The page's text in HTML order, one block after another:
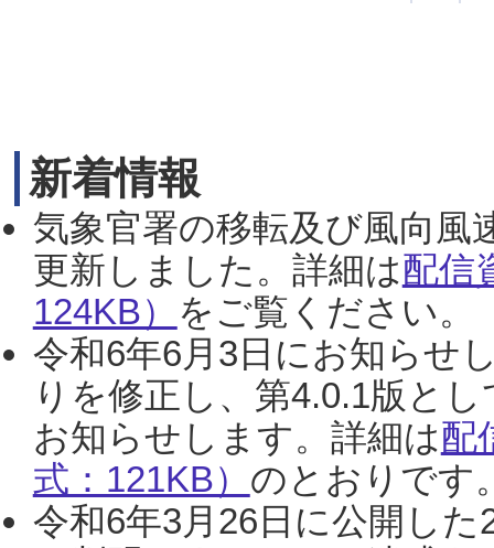
新着情報
気象官署の移転及び風向風
更新しました。詳細は配信
124KB） をご覧ください。
令和6年6月3日にお知らせ
りを修正し、第4.0.1版と
お知らせします。詳細は配
式：121KB） のとおりです
令和6年3月26日に公開し